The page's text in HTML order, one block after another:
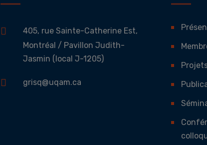
405, rue Sainte-Catherine Est,
Montréal / Pavillon Judith-
Jasmin (local J-1205)
grisq@uqam.ca